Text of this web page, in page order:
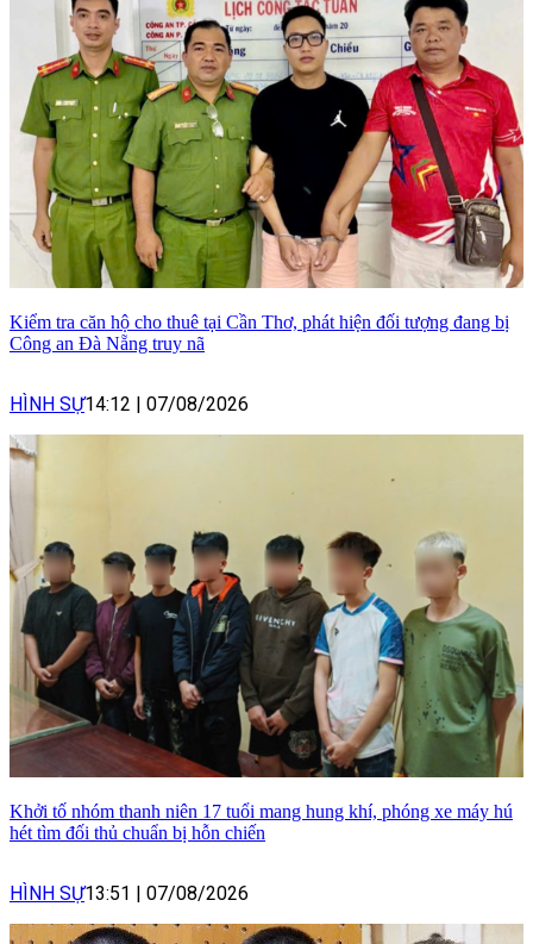
Kiểm tra căn hộ cho thuê tại Cần Thơ, phát hiện đối tượng đang bị
Công an Đà Nẵng truy nã
HÌNH SỰ14:12 | 07/08/2026
Khởi tố nhóm thanh niên 17 tuổi mang hung khí, phóng xe máy hú
hét tìm đối thủ chuẩn bị hỗn chiến
HÌNH SỰ13:51 | 07/08/2026